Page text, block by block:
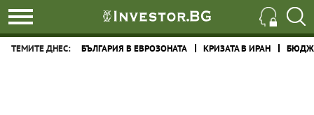
ТЕМИТЕ ДНЕС: БЪЛГАРИЯ В ЕВРОЗОНАТА КРИЗАТА В ИРАН